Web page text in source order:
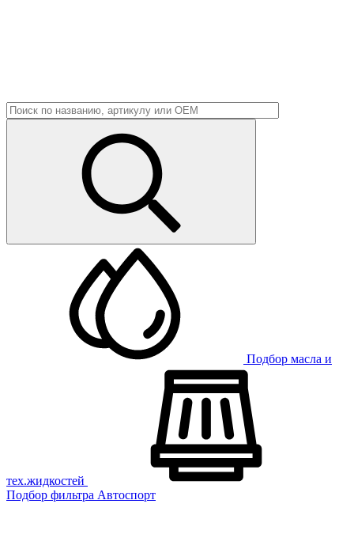
Подбор масла и
тех.жидкостей
Подбор фильтра Автоспорт